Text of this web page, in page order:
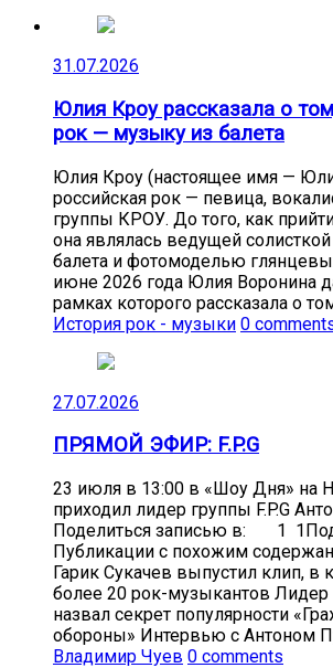
31.07.2026
Юлия Кроу рассказала о
рок — музыку из балета
Юлия Кроу (настоящее имя —
российская рок — певица,
группы КРОУ. До того, как
она являлась ведущей
балета и фотомоделью
июне 2026 года Юлия Воронина
рамках которого рассказала о
История рок - музыки 0
27.07.2026
ПРЯМОЙ ЭФИР: F.P.G
23 июля в 13:00 в «Шоу Дня» на
приходил лидер группы F.P.G
Поделиться записью в: 1
Публикации с похожим
Гарик Сукачев выпустил клип, в
более 20 рок-музыкантов Лидер
назвал секрет популярности
обороны» Интервью с Антоном
Владимир Чуев 0 comments